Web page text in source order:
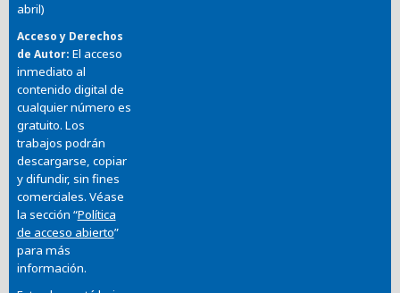
abril)
Acceso y Derechos
de Autor El acceso
inmediato al
contenido digital de
cualquier número es
gratuito. Los
trabajos podrán
descargarse, copiar
y difundir, sin fines
comerciales. Véase
la sección “Política
de acceso abierto”
para más
información.